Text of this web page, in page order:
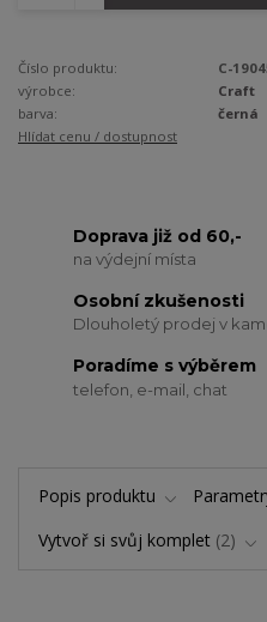
Číslo produktu:
C-
výrobce:
Craft
barva:
černá
Hlídat cenu / dostupnost
Doprava již od 60,-
na výdejní místa
Osobní zkušenosti
Dlouholetý prodej v
Poradíme s výběrem
telefon, e-mail, chat
Popis produktu
Vytvoř si svůj komplet 2